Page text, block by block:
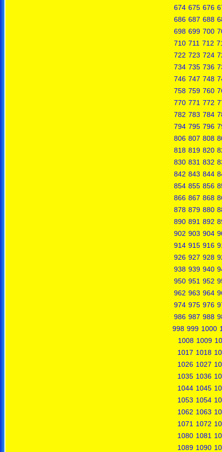
674 675 676
686 687 688
698 699 700
710 711 712
722 723 724
734 735 736
746 747 748
758 759 760
770 771 772
782 783 784
794 795 796
806 807 808
818 819 820
830 831 832
842 843 844
854 855 856
866 867 868
878 879 880
890 891 892
902 903 904
914 915 916
926 927 928
938 939 940
950 951 952
962 963 964
974 975 976
986 987 988
998 999 1000
1008 1009
1017 1018
1026 1027
1035 1036
1044 1045
1053 1054
1062 1063
1071 1072
1080 1081
1089 1090